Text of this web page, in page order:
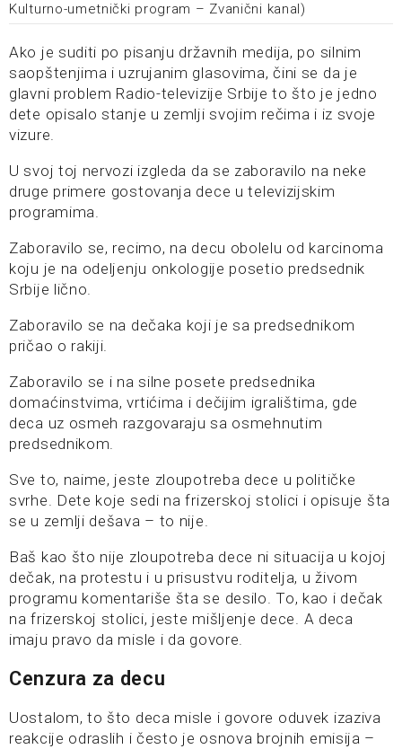
Kulturno-umetnički program – Zvanični kanal)
Ako je suditi po pisanju državnih medija, po silnim
saopštenjima i uzrujanim glasovima, čini se da je
glavni problem Radio-televizije Srbije to što je jedno
dete opisalo stanje u zemlji svojim rečima i iz svoje
vizure.
U svoj toj nervozi izgleda da se zaboravilo na neke
druge primere gostovanja dece u televizijskim
programima.
Zaboravilo se, recimo, na decu obolelu od karcinoma
koju je na odeljenju onkologije posetio predsednik
Srbije lično.
Zaboravilo se na dečaka koji je sa predsednikom
pričao o rakiji.
Zaboravilo se i na silne posete predsednika
domaćinstvima, vrtićima i dečijim igralištima, gde
deca uz osmeh razgovaraju sa osmehnutim
predsednikom.
Sve to, naime, jeste zloupotreba dece u političke
svrhe. Dete koje sedi na frizerskoj stolici i opisuje šta
se u zemlji dešava – to nije.
Baš kao što nije zloupotreba dece ni situacija u kojoj
dečak, na protestu i u prisustvu roditelja, u živom
programu komentariše šta se desilo. To, kao i dečak
na frizerskoj stolici, jeste mišljenje dece. A deca
imaju pravo da misle i da govore.
Cenzura za decu
Uostalom, to što deca misle i govore oduvek izaziva
reakcije odraslih i često je osnova brojnih emisija –